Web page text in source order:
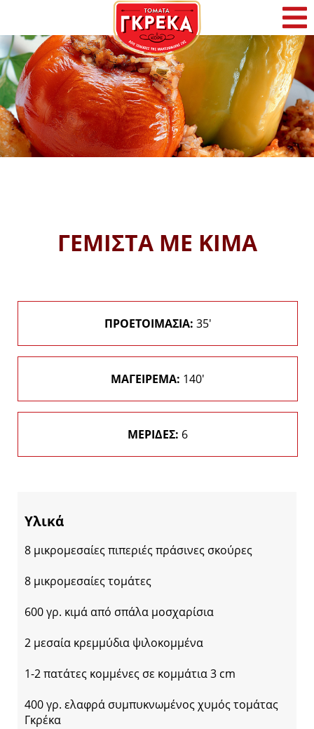
Αρχική
Η Γκρέκα
Προϊόντα
ΓΕΜΙΣΤΑ ΜΕ ΚΙΜΑ
ΠΡΟΕΤΟΙΜΑΣΙΑ: 35'
ΜΑΓΕΙΡΕΜΑ: 140'
ΜΕΡΙΔΕΣ: 6
Υλικά
8 μικρομεσαίες πιπεριές πράσινες σκούρες
8 μικρομεσαίες τομάτες
600 γρ. κιμά από σπάλα μοσχαρίσια
2 μεσαία κρεμμύδια ψιλοκομμένα
1-2 πατάτες κομμένες σε κομμάτια 3 cm
400 γρ. ελαφρά συμπυκνωμένος χυμός τομάτας
Γκρέκα